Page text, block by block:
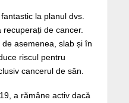
la planul dvs.
de cancer.
asemenea, slab și în
riscul pentru
cancerul de sân.
a rămâne activ dacă